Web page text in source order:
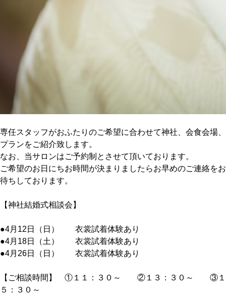
専任スタッフがおふたりのご希望に合わせて神社、会食会場、
プランをご紹介致します。
なお、当サロンはご予約制とさせて頂いております。
ご希望のお日にちお時間が決まりましたらお早めのご連絡をお
待ちしております。
【神社結婚式相談会】
●4月12日（日） 衣裳試着体験あり
●4月18日（土） 衣裳試着体験あり
●4月26日（日） 衣裳試着体験あり
【ご相談時間】 ①１１：３０～ ②１３：３０～ ③１
５：３０～